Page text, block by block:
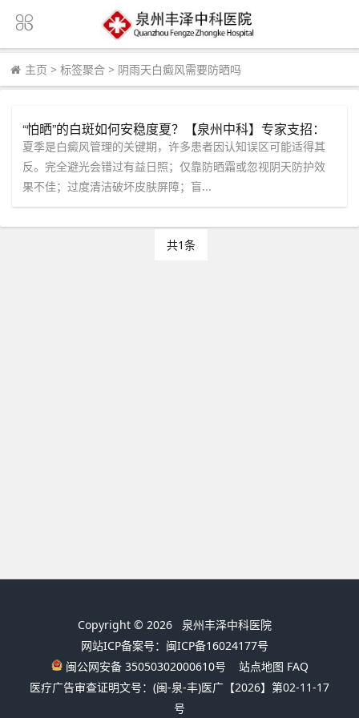
主页 > 标签聚合 > 阴雨天白癜风需要防晒吗
“怕晒”的白斑如何安稳度夏？【泉州中科】专家支招：
避开这些误区是关键！
夏季是白癜风管理的关键期，许多患者因认知误区可能适得其
反。完全避光会错过有益日照；仅靠防晒霜或忽视阴天防护效
果不佳；过度清洁破坏皮肤屏障；盲...
共1条
Copyright © 2026 泉州丰泽中科医院
网站ICP备案号：闽ICP备16024177号
闽公网安备 35050302000610号
站点地图 FAQ
医疗广告审查证明文号：(闽-泉-丰)医广【2026】第02-11-17
号